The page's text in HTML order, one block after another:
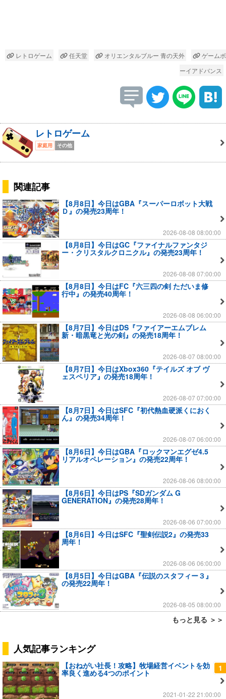
レトロゲーム 任天堂 オリエンタルブルー 青の天外
ゲームボ
ーイアドバンス
レトロゲーム
家庭用 その他
関連記事
【8月8日】今日はGBA『スーパーロボット大戦
Ｄ』の発売23周年！
2026-08-08 08:00:00
【8月8日】今日はGC『ファイナルファンタジ
ー・クリスタルクロニクル』の発売23周年！
2026-08-08 07:00:00
【8月8日】今日はFC『六三四の剣 ただいま修
行中』の発売40周年！
2026-08-08 06:00:00
【8月7日】今日はDS『ファイアーエムブレム
新・暗黒竜と光の剣』の発売18周年！
2026-08-07 08:00:00
【8月7日】今日はXbox360『テイルズ オブ ヴ
ェスペリア』の発売18周年！
2026-08-07 07:00:00
【8月7日】今日はSFC『初代熱血硬派くにおく
ん』の発売34周年！
2026-08-07 06:00:00
【8月6日】今日はGBA『ロックマンエグゼ4.5
リアルオペレーション』の発売22周年！
2026-08-06 08:00:00
【8月6日】今日はPS『SDガンダム G
GENERATION』の発売28周年！
2026-08-06 07:00:00
【8月6日】今日はSFC『聖剣伝説2』の発売33
周年！
2026-08-06 06:00:00
【8月5日】今日はGBA『伝説のスタフィー３』
の発売22周年！
2026-08-05 08:00:00
もっと見る ＞＞
人気記事ランキング
1
【おねがい社長！攻略】牧場経営イベントを効
率良く進める4つのポイント
2021-01-22 21:00:00